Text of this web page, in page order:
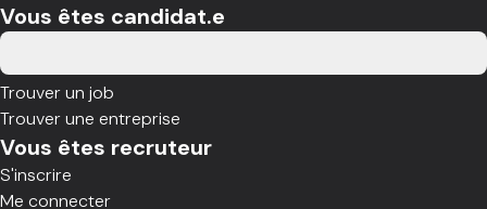
Vous êtes candidat.e
Trouver un job
Trouver une entreprise
Vous êtes recruteur
S'inscrire
Me connecter